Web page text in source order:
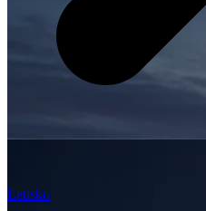
Letisko